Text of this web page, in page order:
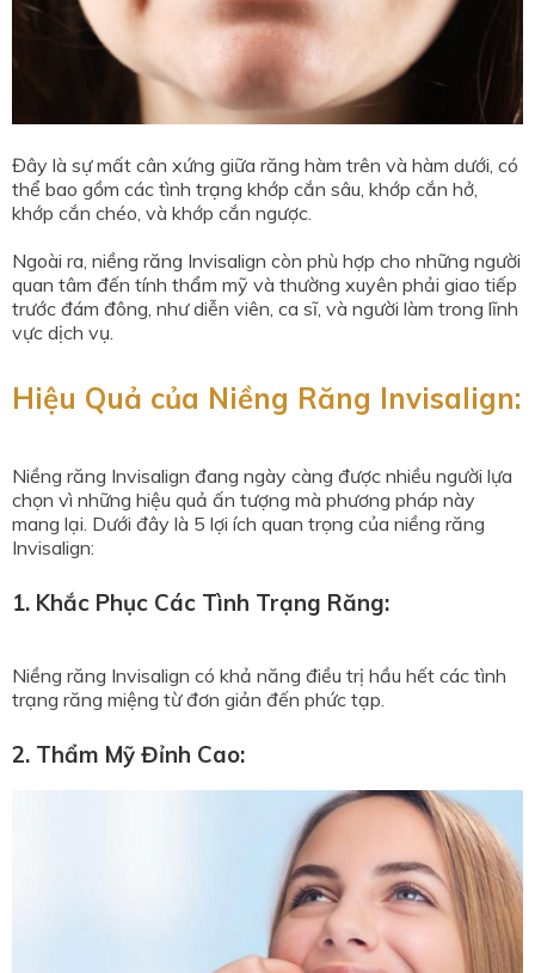
Đây là sự mất cân xứng giữa răng hàm trên và hàm dưới, có
thể bao gồm các tình trạng khớp cắn sâu, khớp cắn hở,
khớp cắn chéo, và khớp cắn ngược.
Ngoài ra, niềng răng Invisalign còn phù hợp cho những người
quan tâm đến tính thẩm mỹ và thường xuyên phải giao tiếp
trước đám đông, như diễn viên, ca sĩ, và người làm trong lĩnh
vực dịch vụ.
Hiệu Quả của Niềng Răng Invisalign:
Niềng răng Invisalign đang ngày càng được nhiều người lựa
chọn vì những hiệu quả ấn tượng mà phương pháp này
mang lại. Dưới đây là 5 lợi ích quan trọng của niềng răng
Invisalign:
1. Khắc Phục Các Tình Trạng Răng:
Niềng răng Invisalign có khả năng điều trị hầu hết các tình
trạng răng miệng từ đơn giản đến phức tạp.
2. Thẩm Mỹ Đỉnh Cao: